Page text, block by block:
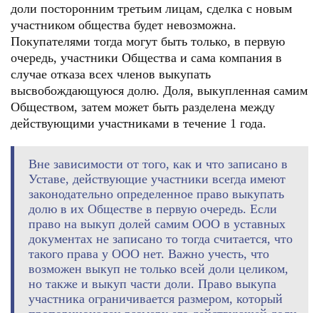
доли посторонним третьим лицам, сделка с новым
участником общества будет невозможна.
Покупателями тогда могут быть только, в первую
очередь, участники Общества и сама компания в
случае отказа всех членов выкупать
высвобождающуюся долю. Доля, выкупленная самим
Обществом, затем может быть разделена между
действующими участниками в течение 1 года.
Вне зависимости от того, как и что записано в
Уставе, действующие участники всегда имеют
законодательно определенное право выкупать
долю в их Обществе в первую очередь. Если
право на выкуп долей самим ООО в уставных
документах не записано то тогда считается, что
такого права у ООО нет. Важно учесть, что
возможен выкуп не только всей доли целиком,
но также и выкуп части доли. Право выкупа
участника ограничивается размером, который